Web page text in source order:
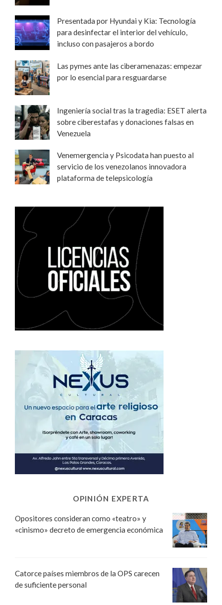
Presentada por Hyundai y Kia: Tecnología
para desinfectar el interior del vehículo,
incluso con pasajeros a bordo
Las pymes ante las ciberamenazas: empezar
por lo esencial para resguardarse
Ingeniería social tras la tragedia: ESET alerta
sobre ciberestafas y donaciones falsas en
Venezuela
Venemergencia y Psicodata han puesto al
servicio de los venezolanos innovadora
plataforma de telepsicología
OPINIÓN EXPERTA
Opositores consideran como «teatro» y
«cinismo» decreto de emergencia económica
Catorce países miembros de la OPS carecen
de suficiente personal